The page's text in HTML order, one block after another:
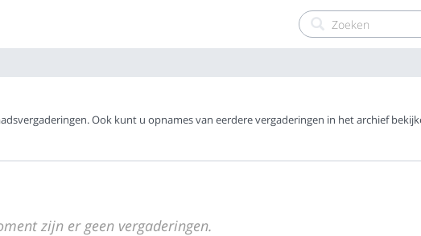
Ook kunt u opnames van eerdere vergaderingen in het archief
zijn er geen vergaderingen.